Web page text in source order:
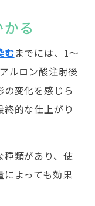
る
むまでには、1〜
ルロン酸注射後
変化を感じら
的な仕上がり
種類があり、使
よっても効果